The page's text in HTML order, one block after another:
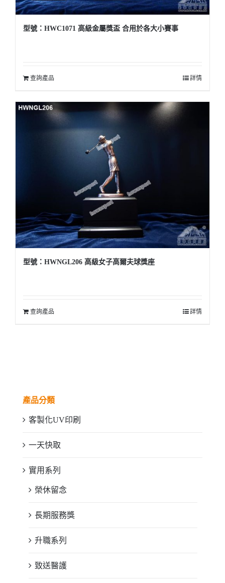
型號：HWC1071 高級金屬獎盃 合用於各大小賽事
查詢產品 詳情
型號：HWNGL206 高級女子高爾夫球獎座
查詢產品 詳情
產品分類
客製化UV印刷
一天快取
實用系列
榮休留念
長期服務獎
升職系列
致送醫護